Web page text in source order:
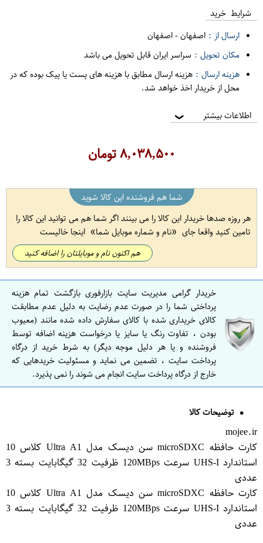
شرایط خرید
ارسال از : اصفهان-اصفهان
مکان تحویل : سراسر ایران قابل تحویل می باشد
هزینه ارسال : هزینه ارسال مطابق با هزینه های پست یا پیک بوده که در
محل از خریدار اخذ خواهد شد.
اطلاعات بیشتر ❯
۸,۰۳۸,۵۰۰تومان
شما هم فروشنده این کالا شوید
هر روزه صدها خریدار این کالا را می بینند اگر شما هم می توانید این کالا را
تامین کنید واقعا جای
نام و شماره موبایل شما اینجا خالیست
هم اکنون نام و موبایلتان را اضافه کنید
خریدار گرامی مدیریت سایت بازارفوری بازگشت تمام هزینه
پرداختی شما را در صورت عدم رضایت به دلیل عدم مطابقت
کالای خریداری شده با کالای سفارش داده شده مانند (معیوب
بودن ، تفاوت رنگ یا سایز یا درخواست هزینه اضافه توسط
فروشنده و یا هر دلیل موجه دیگر) به شرط خرید از درگاه
پرداخت سایت ، تضمین می نماید و مسئولیت خریدهایی که
خارج از درگاه پرداخت سایت انجام می شوند را نمی پذیرد.
توضیحات کالا
mojee.ir
کارت حافظه microSDXC سن دیسک مدل Ultra A1 کلاس 10
استاندارد UHS-I سرعت 120MBps ظرفیت 32 گیگابایت بسته 3
عددی
کارت حافظه microSDXC سن دیسک مدل Ultra A1 کلاس 10
استاندارد UHS-I سرعت 120MBps ظرفیت 32 گیگابایت بسته 3
عددی